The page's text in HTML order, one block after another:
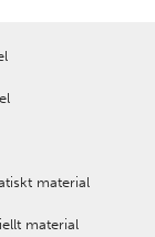
material
material